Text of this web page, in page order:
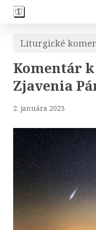
Skip
contentLiturgické
Komentár
Zjavenia
2. januára 2023